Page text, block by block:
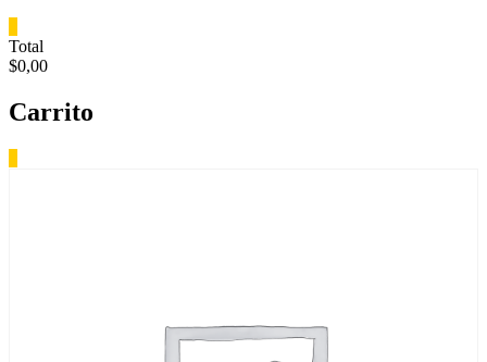
Total
$0,00
Carrito